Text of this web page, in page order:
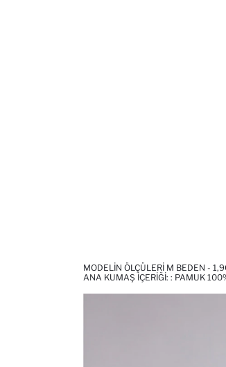
MODELIN ÖLÇÜLERI M BEDEN -
ANA KUMAŞ İÇERIĞI: : PAMUK